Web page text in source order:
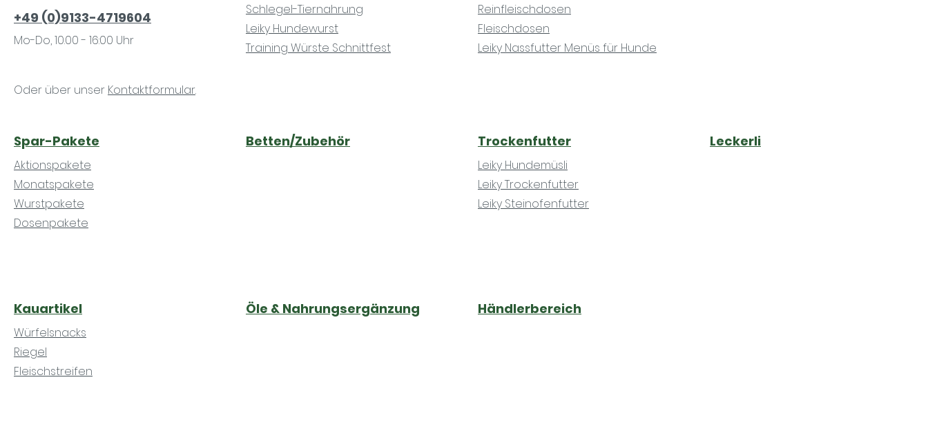
+49 (0)9133-4719604
Mo-Do, 10.00 - 16:00 Uhr
Oder über unser Kontaktformular.
Schlegel-Tiernahrung
Leiky Hundewurst
Training Würste Schnittfest
Reinfleischdosen
Fleischdosen
Leiky Nassfutter Menüs für Hunde
Spar-Pakete
Aktionspakete
Monatspakete
Wurstpakete
Dosenpakete
Betten/Zubehör Trockenfutter
Leiky Hundemüsli
Leiky Trockenfutter
Leiky Steinofenfutter
Leckerli
Kauartikel
Würfelsnacks
Riegel
Fleischstreifen
Öle & Nahrungsergänzung Händlerbereich